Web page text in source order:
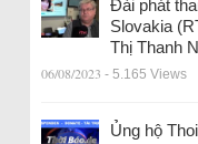
Đài phát
Slovakia
Thị Thanh
06/08/2023 - 5.165 Views
Ủng hộ